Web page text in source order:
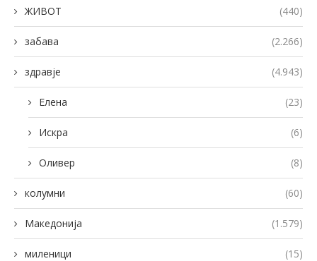
ЖИВОТ (440)
забава (2.266)
здравје (4.943)
Елена (23)
Искра (6)
Оливер (8)
колумни (60)
Македонија (1.579)
миленици (15)